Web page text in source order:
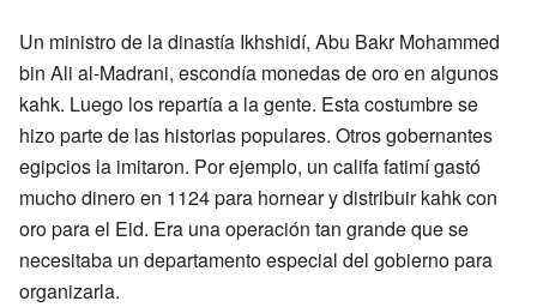
Un ministro de la dinastía Ikhshidí, Abu Bakr Mohammed
bin Ali al-Madrani, escondía monedas de oro en algunos
kahk. Luego los repartía a la gente. Esta costumbre se
hizo parte de las historias populares. Otros gobernantes
egipcios la imitaron. Por ejemplo, un califa fatimí gastó
mucho dinero en 1124 para hornear y distribuir kahk con
oro para el Eid. Era una operación tan grande que se
necesitaba un departamento especial del gobierno para
organizarla.